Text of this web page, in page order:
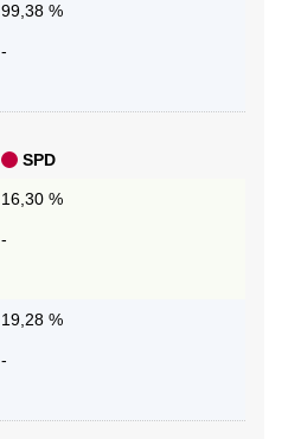
99,38 %
-
SPD
16,30 %
-
19,28 %
-